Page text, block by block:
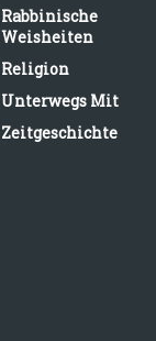
Rabbinische
Weisheiten
Religion
Unterwegs Mit
Zeitgeschichte